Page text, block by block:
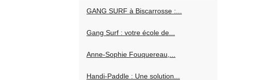
GANG SURF à Biscarrosse :...
Gang Surf : votre école de...
Anne-Sophie Fouquereau,...
Handi-Paddle : Une solution...